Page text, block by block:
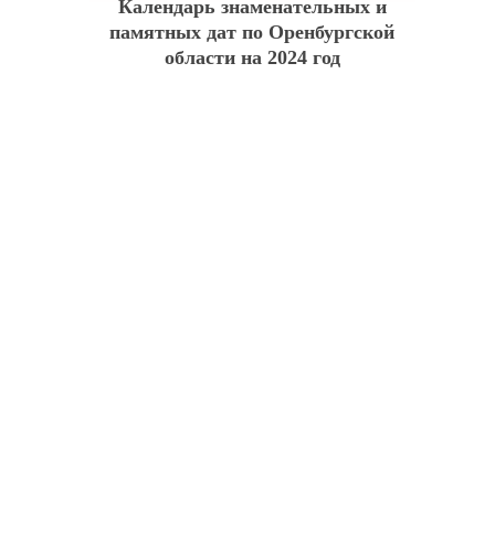
Календарь знаменательных и
памятных дат по Оренбургской
области на 2024 год